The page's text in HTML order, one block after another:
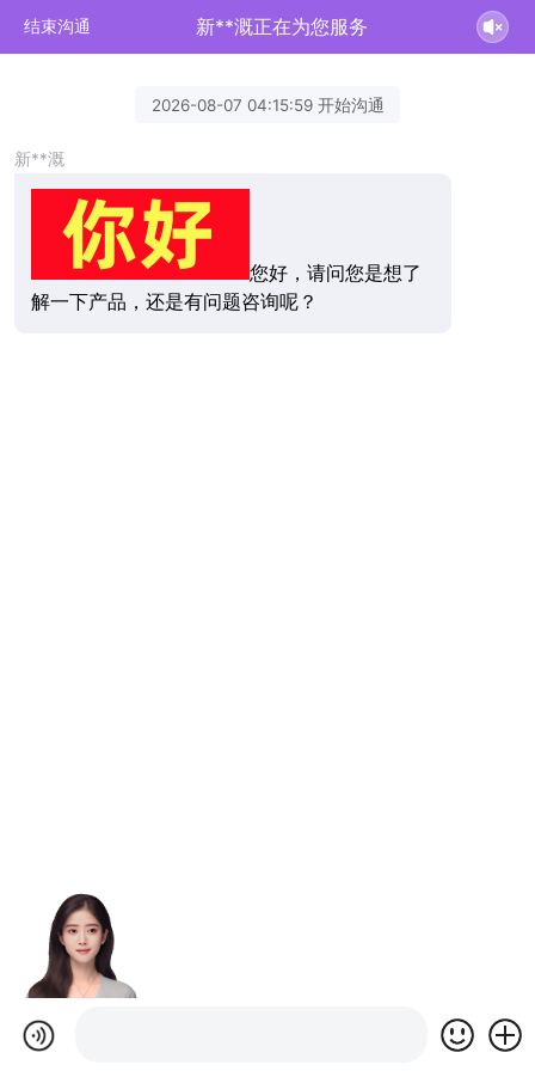
结束沟通 新**溉正在为您服务
2026-08-07 04:15:59 开始沟通
新**溉
您好，请问您是想了
解一下产品，还是有问题咨询呢？